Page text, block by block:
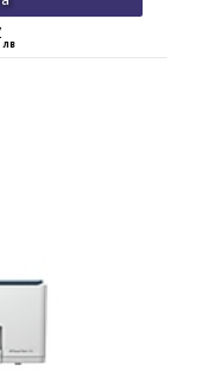
лв